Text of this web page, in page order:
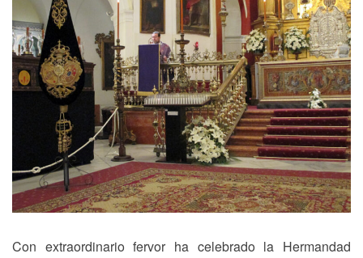
Con extraordinario fervor ha celebrado la Hermandad